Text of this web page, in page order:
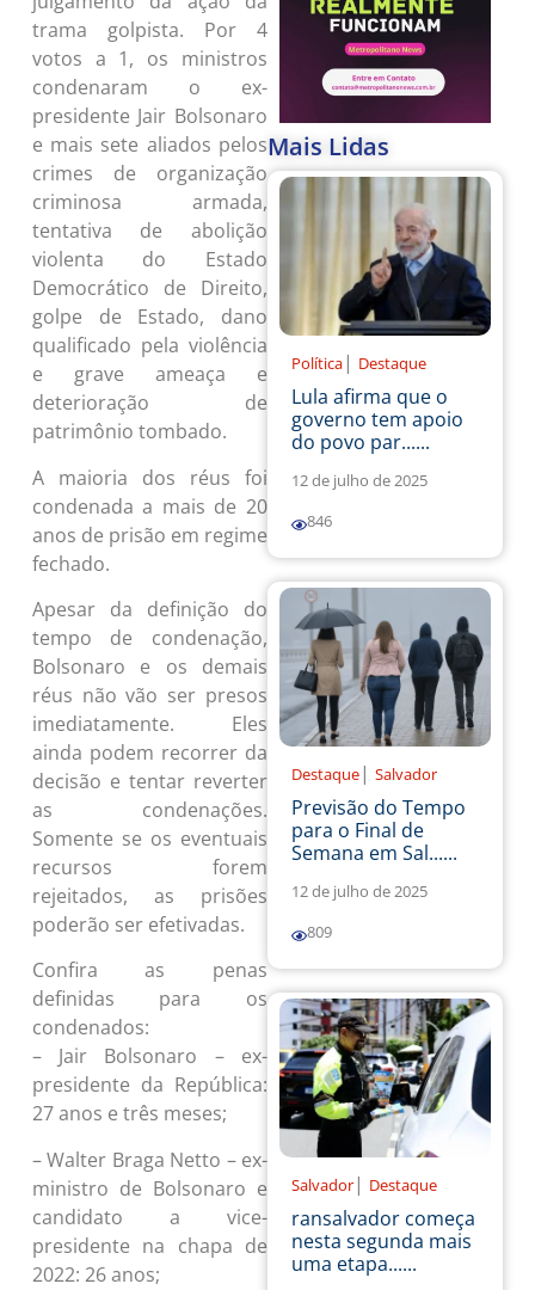
trama golpista. Por 4
votos a 1, os ministros
condenaram o ex-
presidente Jair Bolsonaro
e mais sete aliados pelos
crimes de organização
criminosa armada,
tentativa de abolição
violenta do Estado
Democrático de Direito,
golpe de Estado, dano
qualificado pela violência
e grave ameaça e
deterioração de
patrimônio tombado.
A maioria dos réus foi
condenada a mais de 20
anos de prisão em regime
fechado.
Apesar da definição do
tempo de condenação,
Bolsonaro e os demais
réus não vão ser presos
imediatamente. Eles
ainda podem recorrer da
decisão e tentar reverter
as condenações.
Somente se os eventuais
recursos forem
rejeitados, as prisões
poderão ser efetivadas.
Confira as penas
definidas para os
condenados:
– Jair Bolsonaro – ex-
presidente da República:
27 anos e três meses;
– Walter Braga Netto – ex-
ministro de Bolsonaro e
candidato a vice-
presidente na chapa de
2022: 26 anos;
Mais Lidas
Política | Destaque
Lula afirma que o
governo tem apoio
do povo par......
12 de julho de 2025
846
Destaque | Salvador
Previsão do Tempo
para o Final de
Semana em Sal......
12 de julho de 2025
809
Salvador | Destaque
ransalvador começa
nesta segunda mais
uma etapa......